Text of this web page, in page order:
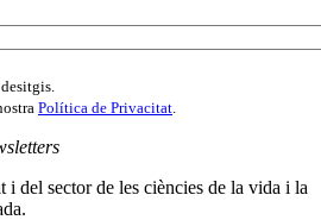
Política de Privacitat
i del sector de les ciències de la vida i la